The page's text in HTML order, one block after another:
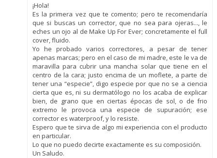
¡Hola!
Es la primera vez que te comento; pero te recomendaría
que si buscas un corrector, que no sea para ojeras..., le
eches un ojo al de Make Up For Ever; concretamente el full
cover, fluido.
Yo he probado varios correctores, a pesar de tener
apenas marcas; pero en el caso de mi madre, este le va de
maravilla para cubrir una mancha solar que tiene en el
centro de la cara; justo encima de un moflete, a parte de
tener una “especie”, digo especie por que no se a ciencia
cierta que es, ni su dermatólogo no los acaba de explicar
bien, de grano que en ciertas épocas de sol, o de frio
extremo le provoca una especie de supuración; ese
corrector es waterproof, y lo resiste.
Espero que te sirva de algo mi experiencia con el producto
en particular.
Lo que no puedo decirte exactamente es su composición.
Un Saludo.